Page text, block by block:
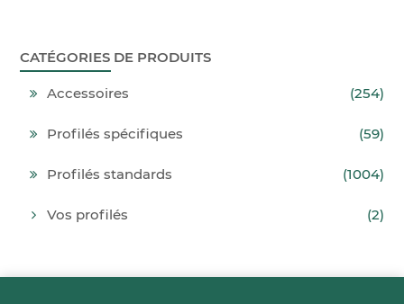
CATÉGORIES DE PRODUITS
Accessoires (254)
Profilés spécifiques (59)
Profilés standards (1004)
Vos profilés (2)